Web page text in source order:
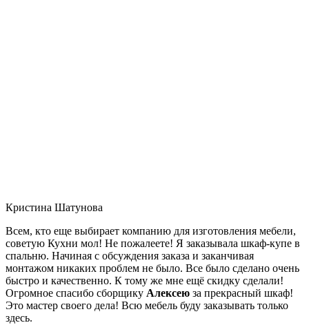
Кристина Шатунова
Всем, кто еще выбирает компанию для изготовления мебели,
советую Кухни мол! Не пожалеете! Я заказывала шкаф-купе в
спальню. Начиная с обсуждения заказа и заканчивая
монтажом никаких проблем не было. Все было сделано очень
быстро и качественно. К тому же мне ещё скидку сделали!
Огромное спасибо сборщику Алексею за прекрасный шкаф!
Это мастер своего дела! Всю мебель буду заказывать только
здесь.